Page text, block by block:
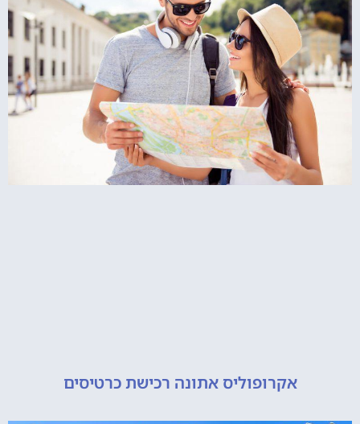
אקרופוליס אתונה רכישת כרטיסים